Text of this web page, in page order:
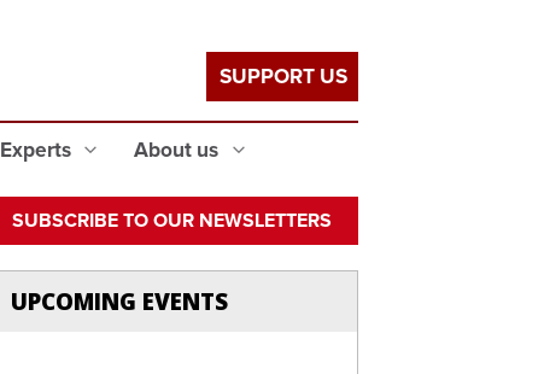
Experts About us
SUPPORT US
SUBSCRIBE TO OUR NEWSLETTERS
UPCOMING EVENTS